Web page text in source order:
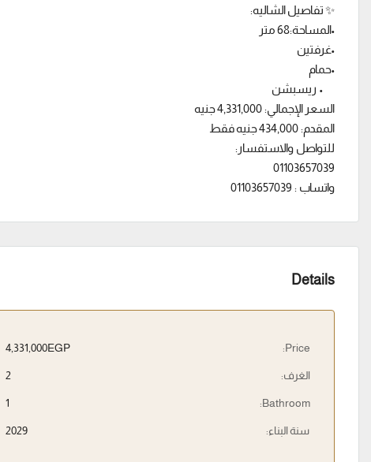
✨ تفاصيل الشاليه:
•المساحة:68 متر
•غرفتين
•حمام
• ريسبشن
السعر الإجمالي: 4,331,000 جنيه
المقدم: 434,000 جنيه فقط
للتواصل والاستفسار:
01103657039
واتساب : 01103657039
Details
Price:
4,331,000EGP
الغرف: 2
Bathroom:
1
سنة البناء: 2029